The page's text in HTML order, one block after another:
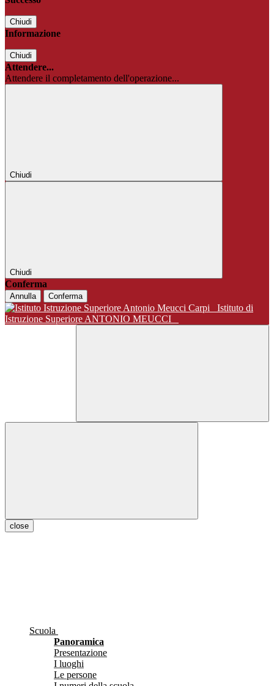
Chiudi
Informazione
Chiudi
Attendere...
Attendere il completamento dell'operazione...
Chiudi
Chiudi
Conferma
Annulla Conferma
Istituto di
Istruzione Superiore ANTONIO MEUCCI
close
Scuola
Panoramica
Presentazione
I luoghi
Le persone